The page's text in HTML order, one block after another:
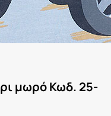
μωρό Κωδ. 25-